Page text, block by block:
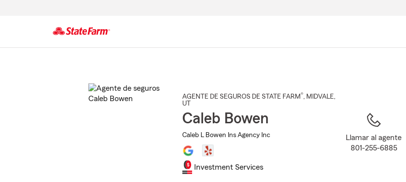
AGENTE DE SEGUROS DE STATE FARM®, MIDVALE,
UT
Caleb Bowen
Caleb L Bowen Ins Agency Inc
Investment Services
Llamar al agente
801-255-6885